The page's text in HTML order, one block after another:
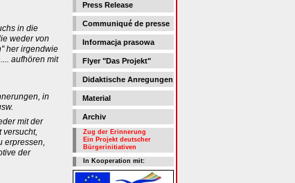
Press Release
Communiqué de presse
Informacja prasowa
Flyer "Das Projekt"
Didaktische Anregungen
Material
Archiv
Zug der Erinnerung
Ein Projekt deutscher
Bürgerinitiativen
In Kooperation mit:
in die
weder von
her irgendwie
aufhören mit
in
mit der
versucht,
erpressen,
der